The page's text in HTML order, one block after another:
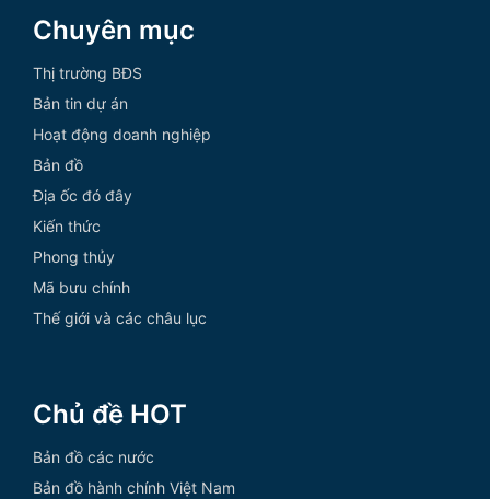
Chuyên mục
Thị trường BĐS
Bản tin dự án
Hoạt động doanh nghiệp
Bản đồ
Địa ốc đó đây
Kiến thức
Phong thủy
Mã bưu chính
Thế giới và các châu lục
Chủ đề HOT
Bản đồ các nước
Bản đồ hành chính Việt Nam